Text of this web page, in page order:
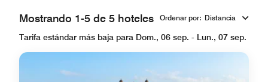
Mostrando 1-5 de 5 hoteles Ordenar por: Distancia
Tarifa estándar más baja para Dom., 06 sep. - Lun., 07 sep.